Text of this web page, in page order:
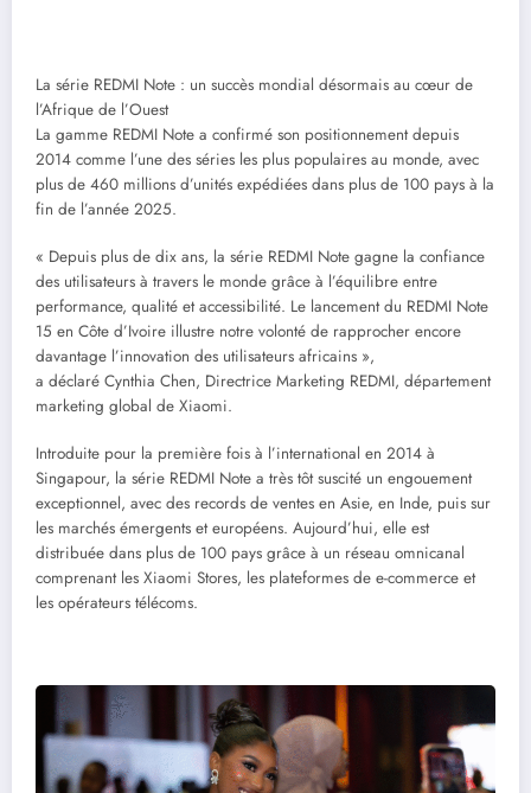
La série REDMI Note : un succès mondial désormais au cœur de
l’Afrique de l’Ouest
La gamme REDMI Note a confirmé son positionnement depuis
2014 comme l’une des séries les plus populaires au monde, avec
plus de 460 millions d’unités expédiées dans plus de 100 pays à la
fin de l’année 2025.
« Depuis plus de dix ans, la série REDMI Note gagne la confiance
des utilisateurs à travers le monde grâce à l’équilibre entre
performance, qualité et accessibilité. Le lancement du REDMI Note
15 en Côte d’Ivoire illustre notre volonté de rapprocher encore
davantage l’innovation des utilisateurs africains »,
a déclaré Cynthia Chen, Directrice Marketing REDMI, département
marketing global de Xiaomi.
Introduite pour la première fois à l’international en 2014 à
Singapour, la série REDMI Note a très tôt suscité un engouement
exceptionnel, avec des records de ventes en Asie, en Inde, puis sur
les marchés émergents et européens. Aujourd’hui, elle est
distribuée dans plus de 100 pays grâce à un réseau omnicanal
comprenant les Xiaomi Stores, les plateformes de e-commerce et
les opérateurs télécoms.